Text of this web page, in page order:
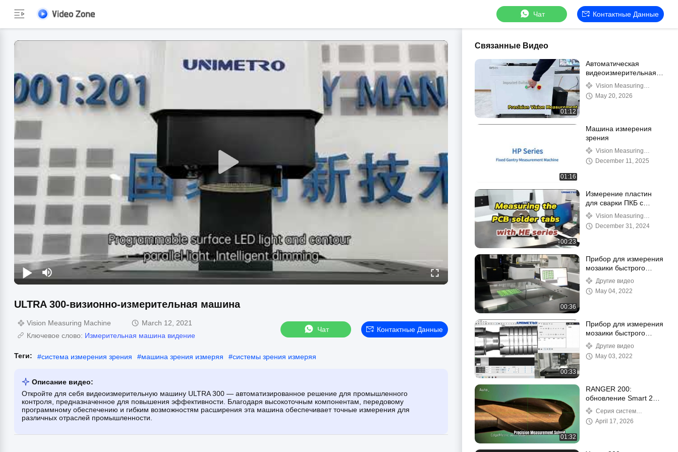
Чат Контактные Данные
ULTRA 300-визионно-измерительная машина
Vision Measuring Machine
March 12, 2021
Ключевое слово: Измерительная машина видение
Чат Контактные Данные
Теги: #система измерения зрения #машина зрения измеряя #системы зрения измеряя
Описание видео:
Откройте для себя видеоизмерительную машину ULTRA 300 — автоматизированное решение для промышленного
контроля, предназначенное для повышения эффективности. Благодаря высокоточным компонентам, передовому
программному обеспечению и гибким возможностям расширения эта машина обеспечивает точные измерения для
различных отраслей промышленности.
Связанные Видео
01:12
Автоматическая
видеоизмерительная
машина UNIMETRO
SV: стабильность и
точность нового
Vision Measuring
Machine
May 20, 2026
01:16
Машина измерения
зрения
Vision Measuring
Machine
December 11, 2025
00:23
Измерение пластин
для сварки ПКБ с
помощью
измерительной
машины HE серии
Vision Measuring
Machine
December 31, 2024
00:36
Прибор для измерения
мозаики быстрого
изображения серии
Genesis
Другие видео
May 04, 2022
00:33
Прибор для измерения
мозаики быстрого
изображения серии
Genesis
Другие видео
May 03, 2022
01:32
RANGER 200:
обновление Smart 2D
Vision для сложных
инструментов
Серия систем
проверки инструментов
April 17, 2026